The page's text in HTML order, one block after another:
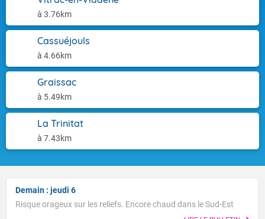
à 3.76km
Cassuéjouls
à 4.66km
Graissac
à 5.49km
La Trinitat
à 7.43km
Demain : jeudi 6
Risque orageux sur les reliefs. Encore chaud dans le Sud-Est